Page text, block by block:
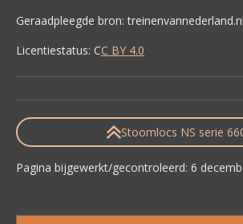
Geraadpleegde bron:
Licentiestatus: CC BY 4.0
Stoomlocs NS serie
Pagina bijgewerkt/gecontroleerd: 6